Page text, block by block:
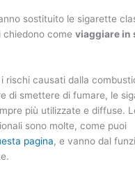
sostituito le sigarette
come viaggiare in
rischi causati dalla
di smettere di fumare, le
più utilizzate e diffuse.
sono molte, come puoi
pagina, e vanno dal